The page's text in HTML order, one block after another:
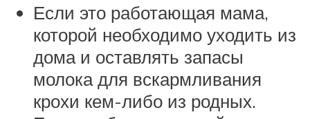
Если это работающая мама,
которой необходимо уходить из
дома и оставлять запасы
молока для вскармливания
крохи кем-либо из родных.